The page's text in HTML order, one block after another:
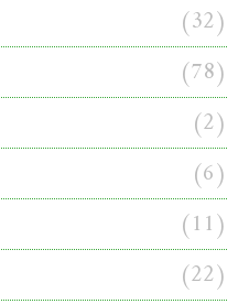
(32)
(78)
(2)
(6)
(11)
(22)